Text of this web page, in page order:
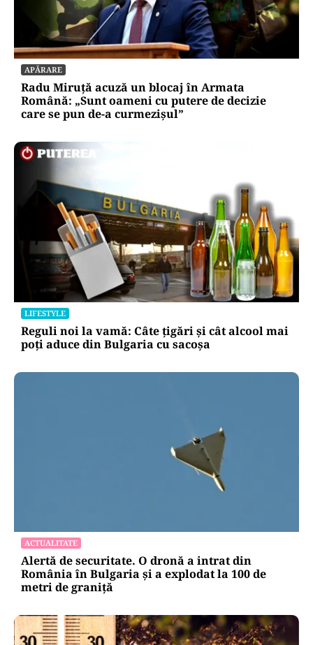
APĂRARE
Radu Miruță acuză un blocaj în Armata
Română: „Sunt oameni cu putere de decizie
care se pun de-a curmezișul”
LIFESTYLE
Reguli noi la vamă: Câte țigări și cât alcool mai
poți aduce din Bulgaria cu sacoșa
ACTUALITATE
Alertă de securitate. O dronă a intrat din
România în Bulgaria şi a explodat la 100 de
metri de graniţă